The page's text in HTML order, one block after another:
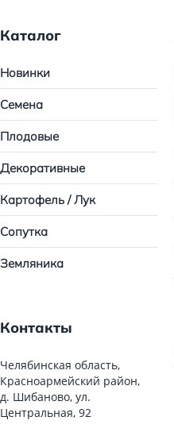
Каталог
Новинки
Семена
Плодовые
Декоративные
Картофель / Лук
Сопутка
Земляника
Контакты
Челябинская область,
Красноармейский район,
д. Шибаново, ул.
Центральная, 92